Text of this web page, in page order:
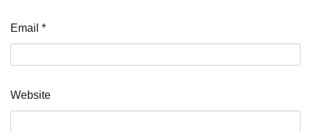
Email *
Website